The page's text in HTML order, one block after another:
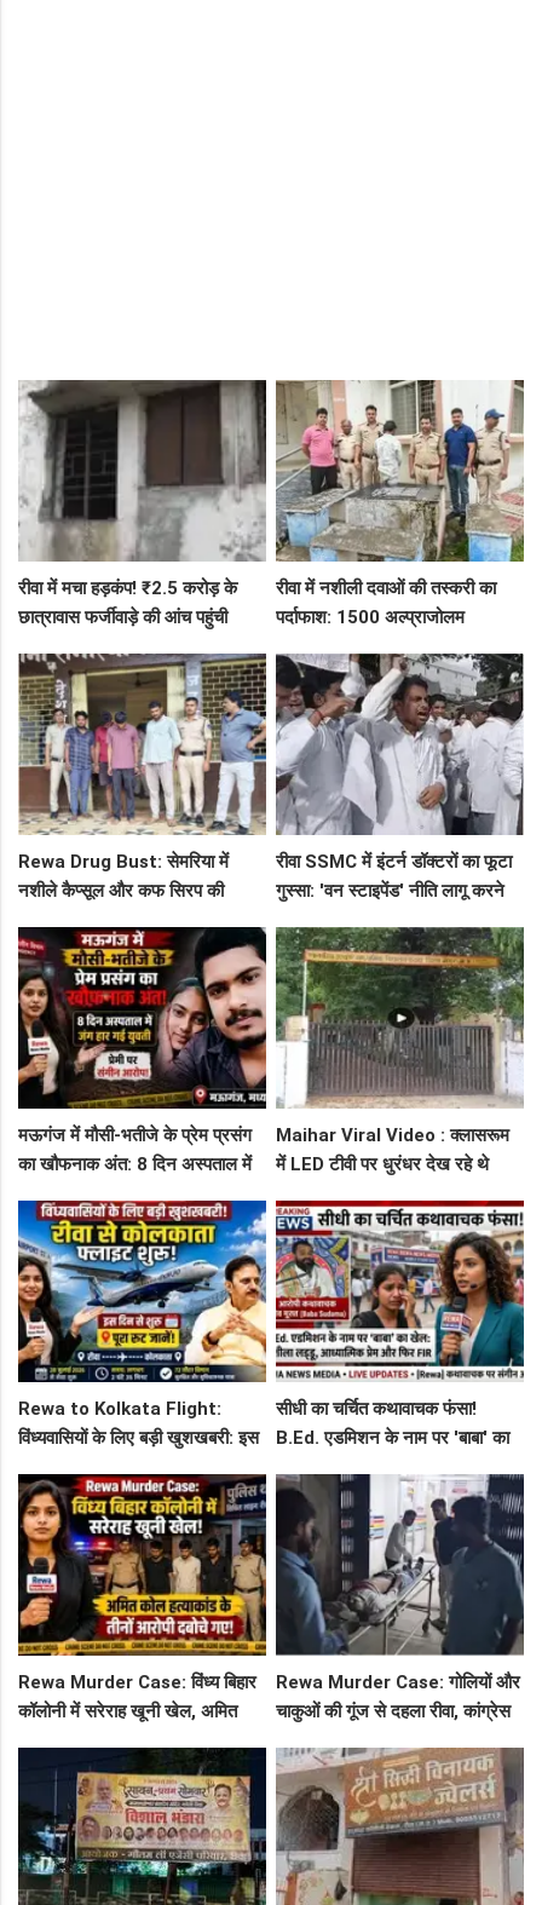
रीवा में मचा हड़कंप! ₹2.5 करोड़ के
छात्रावास फर्जीवाड़े की आंच पहुंची
एक्शन लेटर
रीवा में नशीली दवाओं की तस्करी का
पर्दाफाश: 1500 अल्प्राजोलम
सप्लाई चेन
Rewa Drug Bust: सेमरिया में
नशीले कैप्सूल और कफ सिरप की
के पीछे
रीवा SSMC में इंटर्न डॉक्टरों का फूटा
गुस्सा: 'वन स्टाइपेंड' नीति लागू करने
छात्र
मऊगंज में मौसी-भतीजे के प्रेम प्रसंग
का खौफनाक अंत: 8 दिन अस्पताल में
आरोप!
Maihar Viral Video : क्लासरूम
में LED टीवी पर धुरंधर देख रहे थे
शिकायत
Rewa to Kolkata Flight:
विंध्यवासियों के लिए बड़ी खुशखबरी: इस
फ्लाइट, जानें पूरा रूट!
सीधी का चर्चित कथावाचक फंसा!
B.Ed. एडमिशन के नाम पर 'बाबा' का
और फिर FIR
Rewa Murder Case: विंध्य बिहार
कॉलोनी में सरेराह खूनी खेल, अमित
Rewa Murder Case: गोलियों और
चाकुओं की गूंज से दहला रीवा, कांग्रेस
गिरफ्तार!